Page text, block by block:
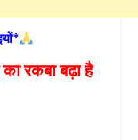
रकबा बढ़ा है